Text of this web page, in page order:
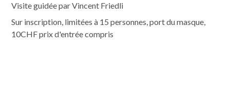
Visite guidée par Vincent Friedli
Sur inscription, limitées à 15 personnes, port du masque,
10CHF prix d'entrée compris